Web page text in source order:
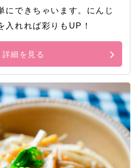
にできちゃいます。にんじ
入れれば彩りもUP！
詳細を見る